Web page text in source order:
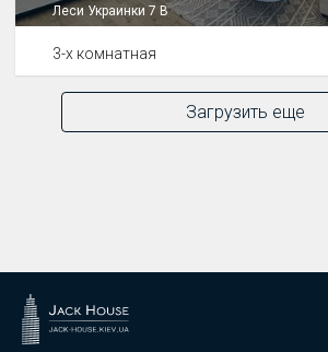
Леси Украинки 7 В
3-х комнатная
Загрузить еще